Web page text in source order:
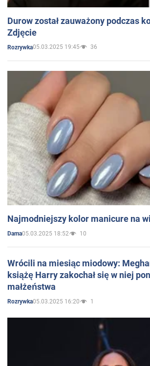
Durow został zauważony podczas
Zdjęcie
Rozrywka05.03.2025 19:45 36
Najmodniejszy kolor manicure na
Dama05.03.2025 18:52 10
Wrócili na miesiąc miodowy:
książę Harry zakochał się w niej
małżeństwa
Rozrywka05.03.2025 16:20 1